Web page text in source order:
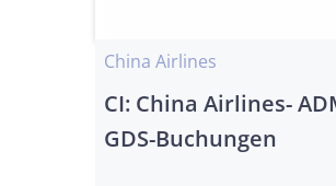
China Airlines
CI: China Airlines-
GDS-Buchungen